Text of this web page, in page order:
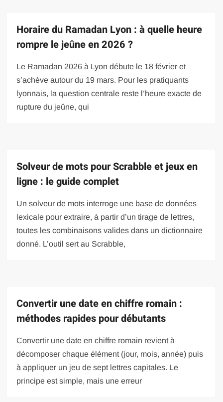
Horaire du Ramadan Lyon : à quelle heure
rompre le jeûne en 2026 ?
Le Ramadan 2026 à Lyon débute le 18 février et
s’achève autour du 19 mars. Pour les pratiquants
lyonnais, la question centrale reste l’heure exacte de
rupture du jeûne, qui
Solveur de mots pour Scrabble et jeux en
ligne : le guide complet
Un solveur de mots interroge une base de données
lexicale pour extraire, à partir d’un tirage de lettres,
toutes les combinaisons valides dans un dictionnaire
donné. L’outil sert au Scrabble,
Convertir une date en chiffre romain :
méthodes rapides pour débutants
Convertir une date en chiffre romain revient à
décomposer chaque élément (jour, mois, année) puis
à appliquer un jeu de sept lettres capitales. Le
principe est simple, mais une erreur